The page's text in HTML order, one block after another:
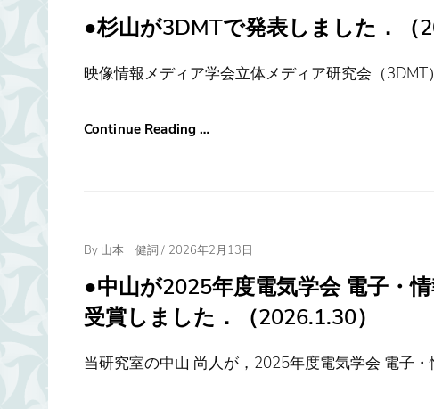
●杉山が3DMTで発表しました．（
映像情報メディア学会立体メディア研究会（3DMT
Continue Reading …
By 山本 健詞 / Posted
2026年2月13日
●中山が2025年度電気学会 電子・
受賞しました．（2026.1.30）
当研究室の中山 尚人が，2025年度電気学会 電子